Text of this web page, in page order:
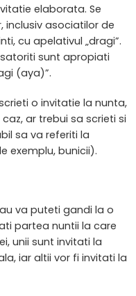
elaborata. Se
inclusiv asociatilor de
cu apelativul „dragi”.
sunt apropiati
(aya)”.
o invitatie la nunta,
ar trebui sa scrieti si
sa va referiti la
exemplu, bunicii).
va puteti gandi la o
partea nuntii la care
unii sunt invitati la
iar altii vor fi invitati la